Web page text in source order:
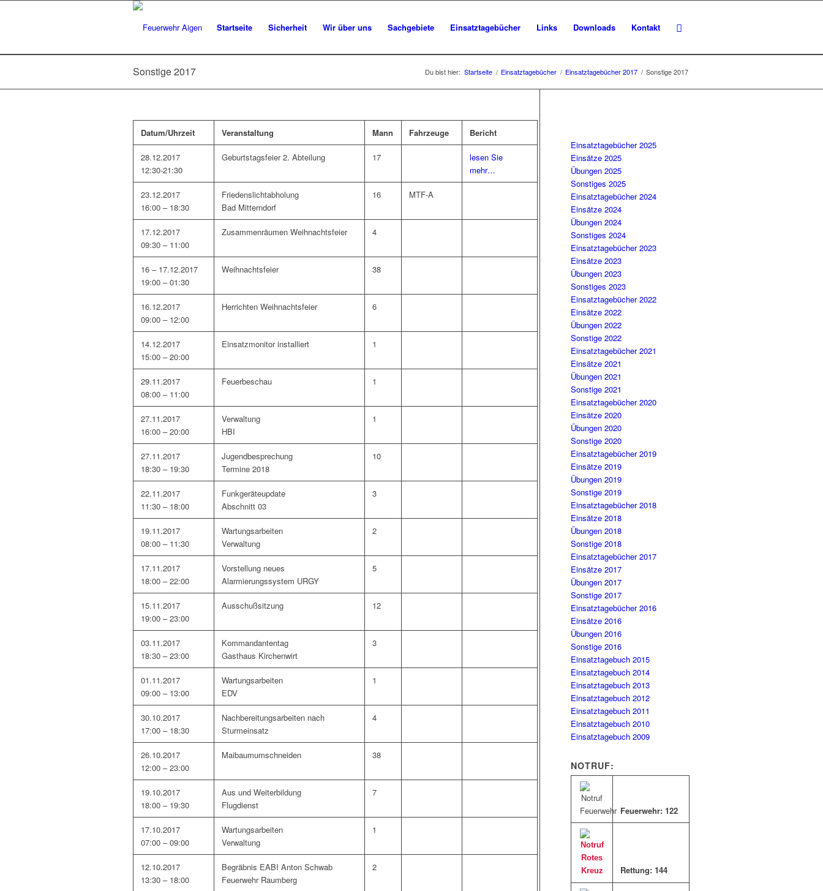
Startseite Sicherheit Wir über uns Sachgebiete Einsatztagebücher Links Downloads Kontakt
Sonstige 2017 Du bist hier: Startseite / Einsatztagebücher / Einsatztagebücher 2017 / Sonstige 2017
Datum/Uhrzeit Veranstaltung Mann Fahrzeuge Bericht
28.12.2017
12:30-21:30
Geburtstagsfeier 2. Abteilung 17
lesen Sie
mehr…
23.12.2017
16:00 – 18:30
Friedenslichtabholung
Bad Mitterndorf
16 MTF-A
17.12.2017
09:30 – 11:00
Zusammenräumen Weihnachtsfeier 4
16 – 17.12.2017
19:00 – 01:30
Weihnachtsfeier 38
16.12.2017
09:00 – 12:00
Herrichten Weihnachtsfeier 6
14.12.2017
15:00 – 20:00
Einsatzmonitor installiert 1
29.11.2017
08:00 – 11:00
Feuerbeschau 1
27.11.2017
16:00 – 20:00
Verwaltung
HBI
1
27.11.2017
18:30 – 19:30
Jugendbesprechung
Termine 2018
10
22.11.2017
11:30 – 18:00
Funkgeräteupdate
Abschnitt 03
3
19.11.2017
08:00 – 11:30
Wartungsarbeiten
Verwaltung
2
17.11.2017
18:00 – 22:00
Vorstellung neues
Alarmierungssystem URGY
5
15.11.2017
19:00 – 23:00
Ausschußsitzung 12
03.11.2017
18:30 – 23:00
Kommandantentag
Gasthaus Kirchenwirt
3
01.11.2017
09:00 – 13:00
Wartungsarbeiten
EDV
1
30.10.2017
17:00 – 18:30
Nachbereitungsarbeiten nach
Sturmeinsatz
4
26.10.2017
12:00 – 23:00
Maibaumumschneiden 38
19.10.2017
18:00 – 19:30
Aus und Weiterbildung
Flugdienst
7
17.10.2017
07:00 – 09:00
Wartungsarbeiten
Verwaltung
1
12.10.2017
13:30 – 18:00
Begräbnis EABI Anton Schwab
Feuerwehr Raumberg
2
Einsatztagebücher 2025
Einsätze 2025
Übungen 2025
Sonstiges 2025
Einsatztagebücher 2024
Einsätze 2024
Übungen 2024
Sonstiges 2024
Einsatztagebücher 2023
Einsätze 2023
Übungen 2023
Sonstiges 2023
Einsatztagebücher 2022
Einsätze 2022
Übungen 2022
Sonstige 2022
Einsatztagebücher 2021
Einsätze 2021
Übungen 2021
Sonstige 2021
Einsatztagebücher 2020
Einsätze 2020
Übungen 2020
Sonstige 2020
Einsatztagebücher 2019
Einsätze 2019
Übungen 2019
Sonstige 2019
Einsatztagebücher 2018
Einsätze 2018
Übungen 2018
Sonstige 2018
Einsatztagebücher 2017
Einsätze 2017
Übungen 2017
Sonstige 2017
Einsatztagebücher 2016
Einsätze 2016
Übungen 2016
Sonstige 2016
Einsatztagebuch 2015
Einsatztagebuch 2014
Einsatztagebuch 2013
Einsatztagebuch 2012
Einsatztagebuch 2011
Einsatztagebuch 2010
Einsatztagebuch 2009
NOTRUF:
Feuerwehr: 122
Rettung: 144